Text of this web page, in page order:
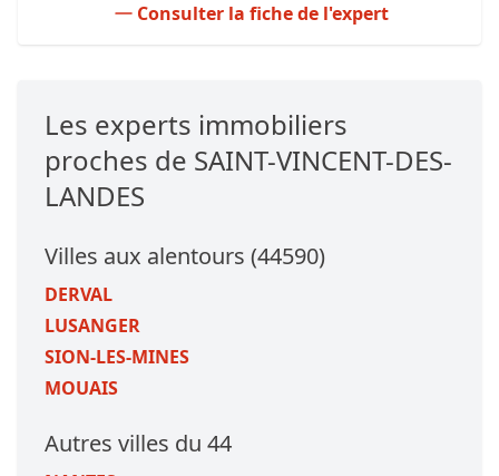
Consulter la fiche de l'expert
Les experts immobiliers
proches de SAINT-VINCENT-DES-
LANDES
Villes aux alentours (44590)
DERVAL
LUSANGER
SION-LES-MINES
MOUAIS
Autres villes du 44